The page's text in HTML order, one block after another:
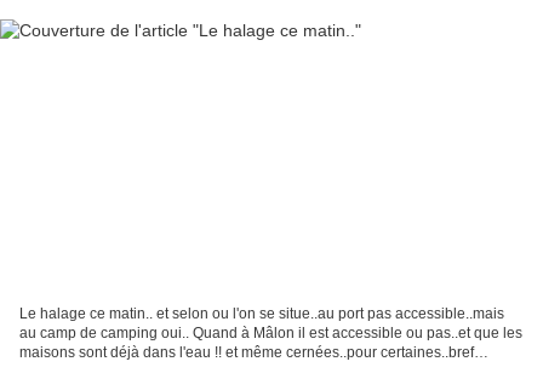
Le halage ce matin.. et selon ou l'on se situe..au port pas accessible..mais
au camp de camping oui.. Quand à Mâlon il est accessible ou pas..et que les
maisons sont déjà dans l'eau !! et même cernées..pour certaines..bref